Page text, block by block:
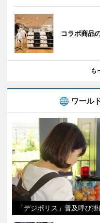
コラボ商品
も
ワール
「デジポリス」普及呼び掛